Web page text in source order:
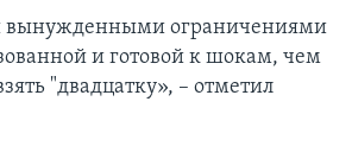
вынужденными ограничениями
и готовой к шокам, чем
"двадцатку», – отметил